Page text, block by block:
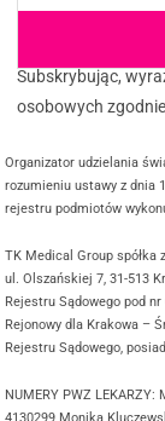
Subskrybując,
osobowych
Organizator udzielania
rozumieniu ustawy z dnia
rejestru podmiotów
TK Medical Group spółka
ul. Olszańskiej 7, 31-513
Rejestru Sądowego pod
Rejonowy dla Krakowa –
Rejestru Sądowego,
NUMERY PWZ